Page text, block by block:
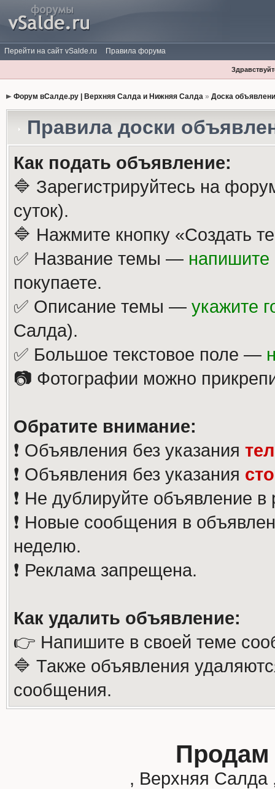
Перейти на сайт vSalde.ru Правила форума
Форум вСалде.ру | Верхняя Салда и Нижняя Салда» Доска
Правила доски
Как подать объявление:
🔷 Зарегистрируйтесь на
суток).
🔷 Нажмите кнопку «Создать
✅ Название темы — напишите
покупаете.
✅ Описание темы — укажите
Салда).
✅ Большое текстовое поле —
📷 Фотографии можно
Обратите внимание:
❗️ Объявления без указания
❗️ Объявления без указания
❗️ Не дублируйте объявление
❗️ Новые сообщения в
неделю.
❗️ Реклама запрещена.
Как удалить объявление:
👉 Напишите в своей теме
🔷 Также объявления
сообщения.
Продам
, Верхняя Салда